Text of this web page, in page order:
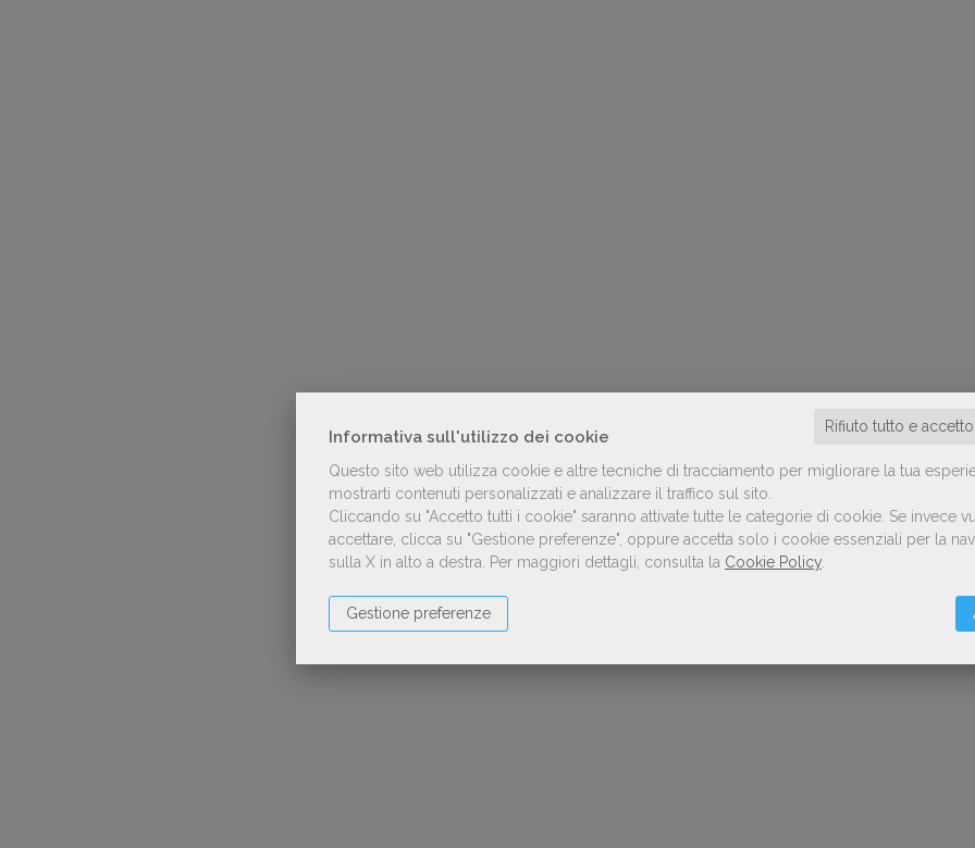
Informativa sull'utilizzo dei cookie
Rifiuto tutto e
Questo sito web utilizza cookie e altre tecniche di tracciamento per migliorare la tua
mostrarti contenuti personalizzati e analizzare il traffico sul sito.
Cliccando su "Accetto tutti i cookie" saranno attivate tutte le categorie di cookie. Se invece
accettare, clicca su "Gestione preferenze", oppure accetta solo i cookie essenziali per la
sulla X in alto a destra. Per maggiori dettagli, consulta la Cookie Policy
Gestione preferenze